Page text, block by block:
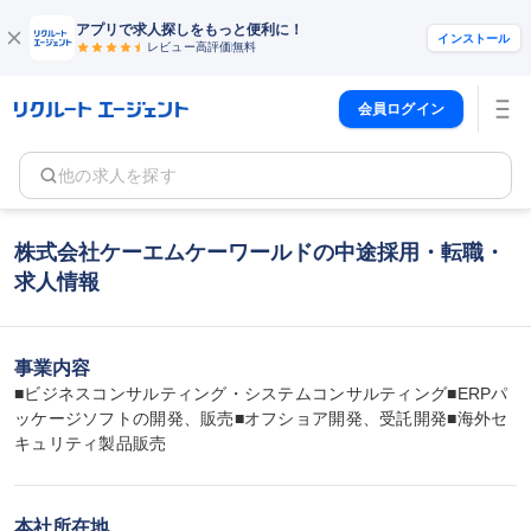
アプリで求人探しをもっと便利に！
レビュー高評価無料
インストール
会員ログイン
他の求人を探す
株式会社ケーエムケーワールドの中途採用・転職・
求人情報
事業内容
■ビジネスコンサルティング・システムコンサルティング■ERPパ
ッケージソフトの開発、販売■オフショア開発、受託開発■海外セ
キュリティ製品販売
本社所在地